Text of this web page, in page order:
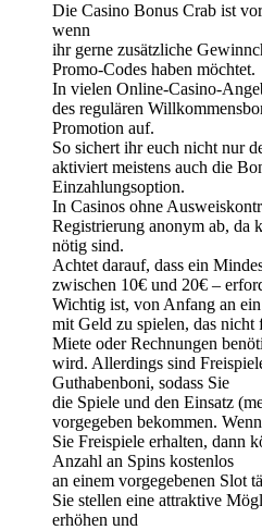
Die Casino Bonus Crab ist
wenn
ihr gerne zusätzliche
Promo-Codes haben möchtet.
In vielen Online-Casino-
des regulären
Promotion auf.
So sichert ihr euch nicht nur
aktiviert meistens auch die
Einzahlungsoption.
In Casinos ohne
Registrierung anonym ab, da
nötig sind.
Achtet darauf, dass ein
zwischen 10€ und 20€ –
Wichtig ist, von Anfang an
mit Geld zu spielen, das
Miete oder Rechnungen
wird. Allerdings sind
Guthabenboni, sodass Sie
die Spiele und den Einsatz
vorgegeben bekommen. Wenn
Sie Freispiele erhalten, dann
Anzahl an Spins kostenlos
an einem vorgegebenen Slot
Sie stellen eine attraktive
erhöhen und